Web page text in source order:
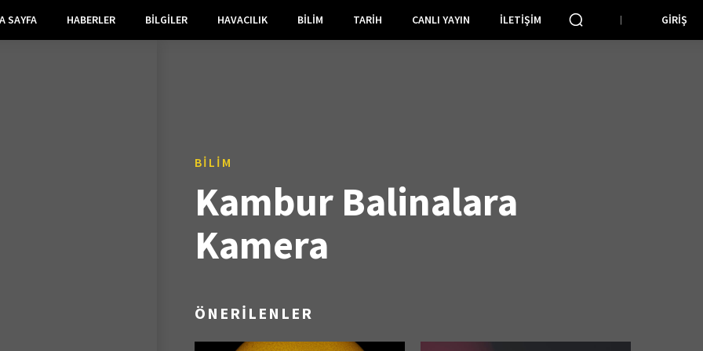
SAYFA HABERLER BILGILER HAVACILIK BILIM TARIH CANLI YAYIN İLETIŞIM GIRIŞ
BILIM
Kambur Balinalara
Kamera
ÖNERİLENLER